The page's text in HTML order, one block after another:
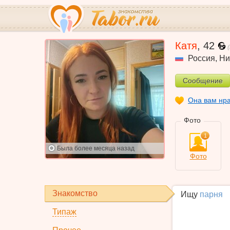
Была более месяца назад
Катя, 42
Россия,
Сообщение
Она вам
Фото
1
Фото
Знакомство
Типаж
Ищу парня